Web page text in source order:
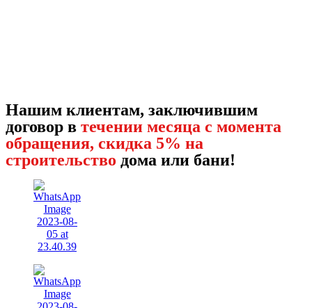
Нашим клиентам, заключившим
договор в течении месяца с момента
обращения, скидка 5% на
строительство дома или бани!